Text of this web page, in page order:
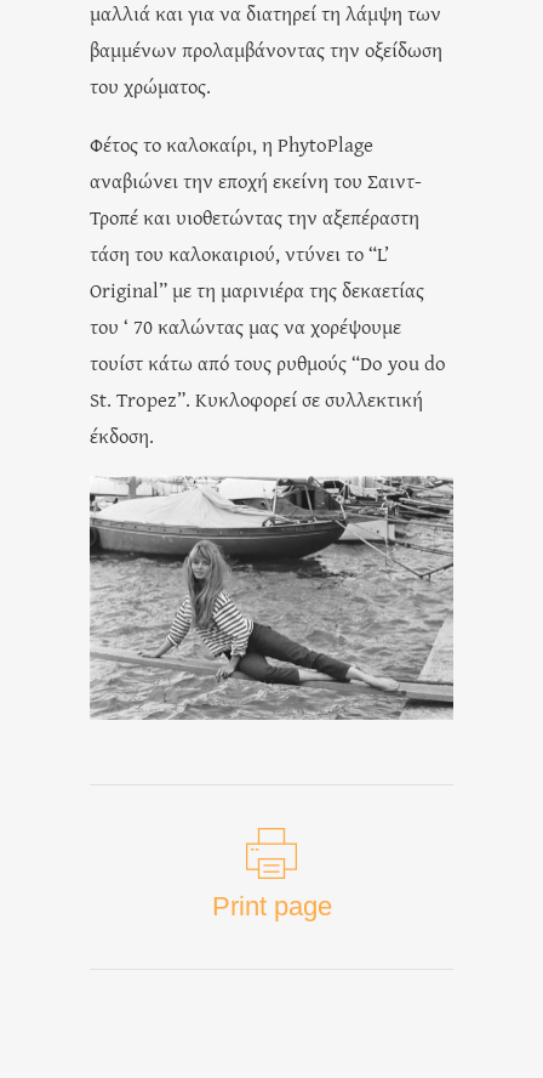
μαλλιά και για να διατηρεί τη λάμψη των
βαμμένων προλαμβάνοντας την οξείδωση
του χρώματος.
Φέτος το καλοκαίρι, η PhytoPlage
αναβιώνει την εποχή εκείνη του Σαιντ-
Τροπέ και υιοθετώντας την αξεπέραστη
τάση του καλοκαιριού, ντύνει το “L’
Original” με τη μαρινιέρα της δεκαετίας
του ‘ 70 καλώντας μας να χορέψουμε
τουίστ κάτω από τους ρυθμούς “Do you do
St. Tropez”. Κυκλοφορεί σε συλλεκτική
έκδοση.
Print page